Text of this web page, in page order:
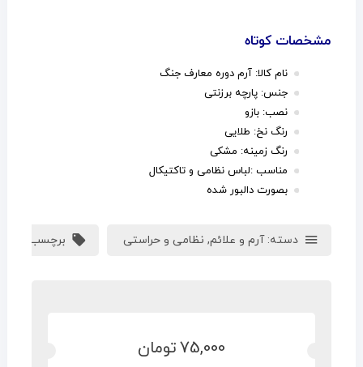
مشخصات کوتاه
نام کالا: آرم دوره معارف جنگ
جنس: پارچه برزنتی
نصب: بازو
رنگ نخ: طلایی
رنگ زمینه: مشکی
مناسب :لباس نظامی و تاکتیکال
بصورت دالبور شده
دسته:آرم و علائم, نظامی و حراستی برچسب:
75,000تومان